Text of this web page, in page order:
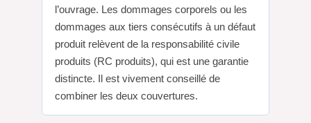
l’ouvrage. Les dommages corporels ou les
dommages aux tiers consécutifs à un défaut
produit relèvent de la responsabilité civile
produits (RC produits), qui est une garantie
distincte. Il est vivement conseillé de
combiner les deux couvertures.